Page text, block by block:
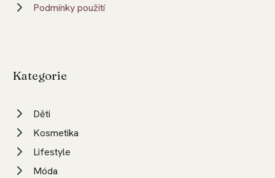
Podmínky použití
Kategorie
Děti
Kosmetika
Lifestyle
Móda